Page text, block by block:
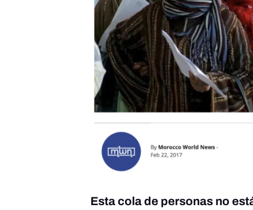
Esta cola de personas no